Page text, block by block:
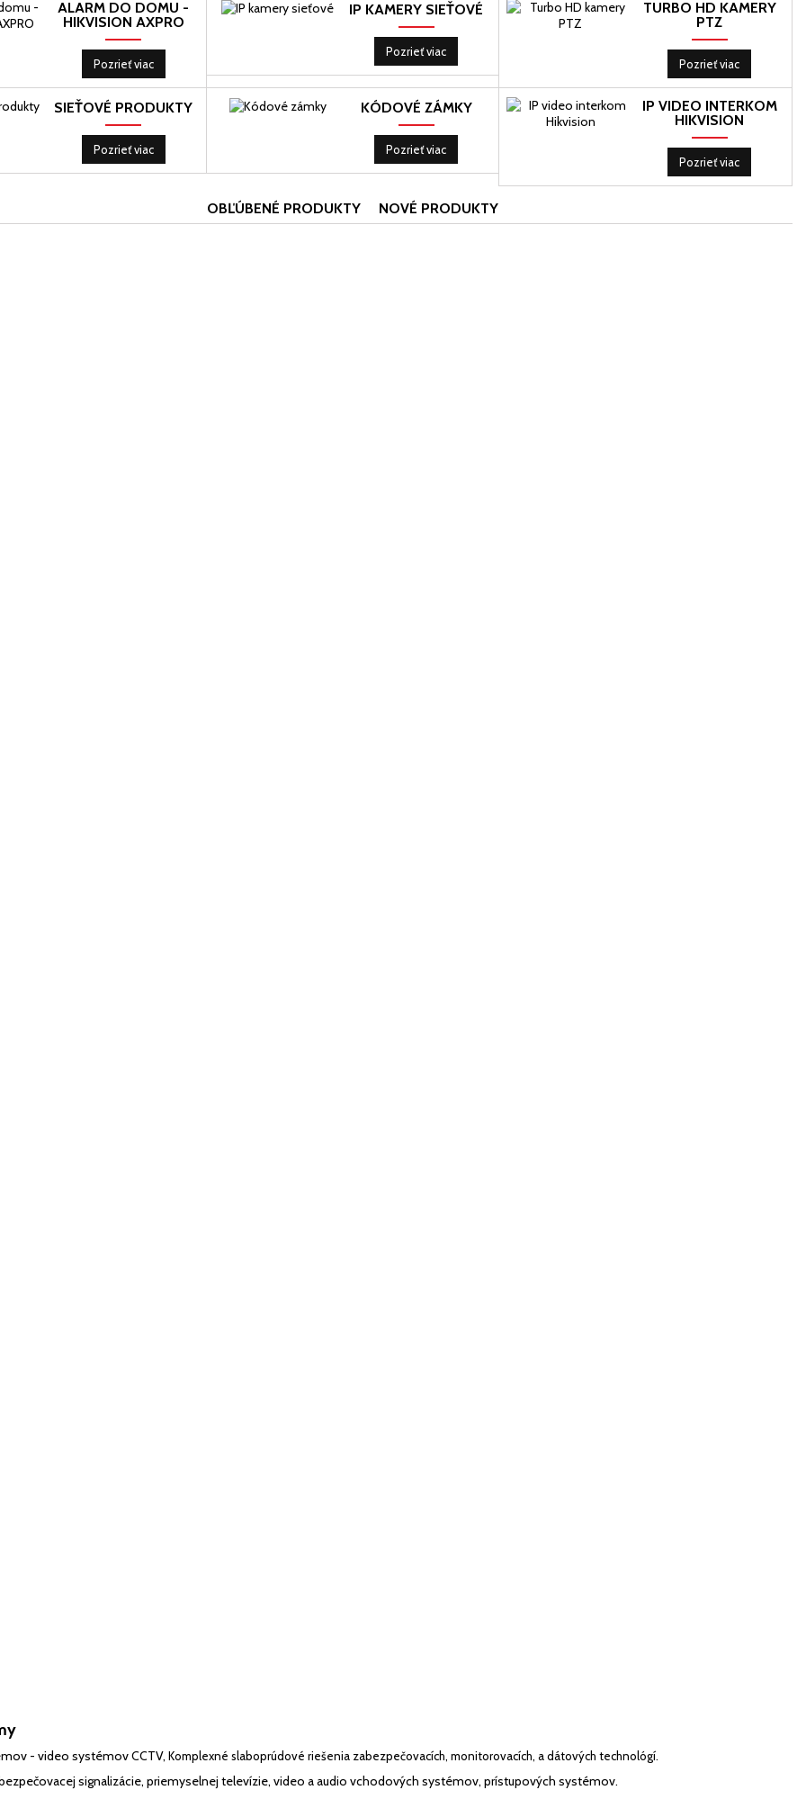
ALARM DO DOMU -
HIKVISION AXPRO
Pozrieť viac
IP KAMERY SIEŤOVÉ
Pozrieť viac
TURBO HD KAMERY
PTZ
Pozrieť viac
SIEŤOVÉ PRODUKTY
Pozrieť viac
KÓDOVÉ ZÁMKY
Pozrieť viac
IP VIDEO INTERKOM
HIKVISION
Pozrieť viac
OBĽÚBENÉ PRODUKTY NOVÉ PRODUKTY
- video systémov CCTV, Komplexné slaboprúdové riešenia zabezpečovacích, monitorovacích, a dátových technológí.
signalizácie, priemyselnej televízie, video a audio vchodových systémov, prístupových systémov.